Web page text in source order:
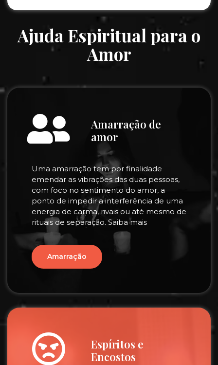
Ajuda Espiritual para o
Amor
Amarração de
amor
Uma amarração tem por finalidade
emendar as vibrações das duas pessoas,
com foco no sentimento do amor, a
ponto de impedir a interferência de uma
energia de carma, rivais ou até mesmo de
rituais de separação. Saiba mais
Amarração
Espíritos e
Encostos